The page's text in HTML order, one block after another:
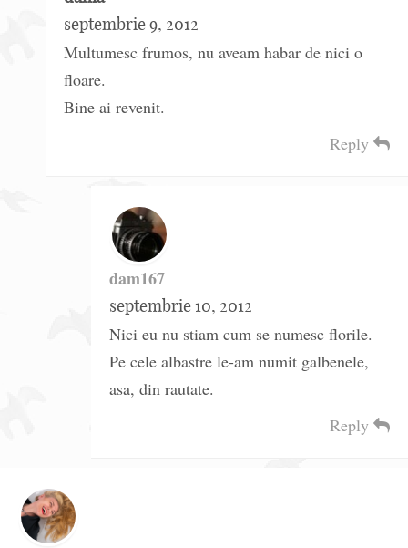
septembrie 9, 2012
Multumesc frumos, nu aveam habar de nici o
floare.
Bine ai revenit.
Reply
dam167
septembrie 10, 2012
Nici eu nu stiam cum se numesc florile.
Pe cele albastre le-am numit galbenele,
asa, din rautate.
Reply